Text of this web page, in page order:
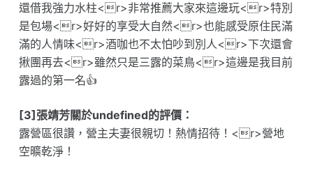
還借我強力水柱<r>非常推薦大家來這邊玩<r>特別
是包場<r>好好的享受大自然<r>也能感受原住民滿
滿的人情味<r>酒咖也不太怕吵到別人<r>下次還會
揪團再去<r>雖然只是三露的菜鳥<r>這邊是我目前
露過的第一名👍
[3]張靖芳關於undefined的評價：
露營區很讚，營主夫妻很親切！熱情招待！<r>營地
空曠乾淨！